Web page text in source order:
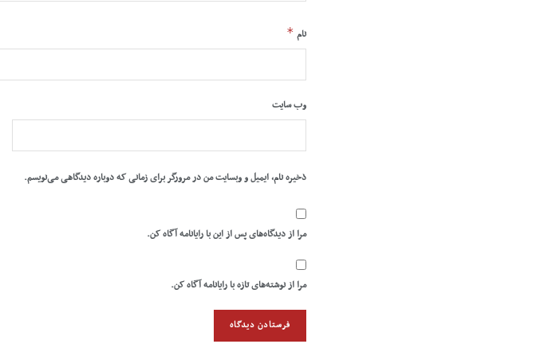
نام *
وب‌ سایت
ذخیره نام، ایمیل و وبسایت من در مرورگر برای زمانی که دوباره دیدگاهی می‌نویسم.
مرا از دیدگاه‌های پس از این با رایانامه آگاه کن.
مرا از نوشته‌های تازه با رایانامه آگاه کن.